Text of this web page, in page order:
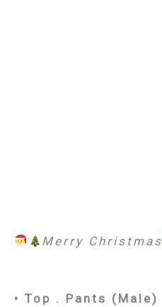
Merry Christmas
• Top . Pants (Male)